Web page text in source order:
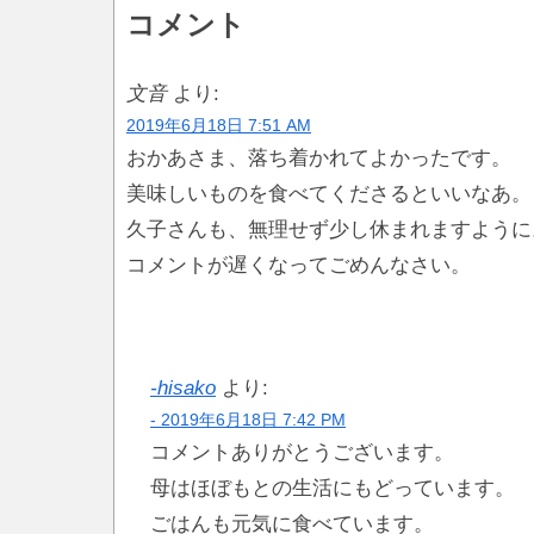
コメント
文音 より:
2019年6月18日 7:51 AM
おかあさま、落ち着かれてよかったです。
美味しいものを食べてくださるといいなあ。
久子さんも、無理せず少し休まれますよう
コメントが遅くなってごめんなさい。
hisako より:
2019年6月18日 7:42 PM
コメントありがとうございます。
母はほぼもとの生活にもどっています。
ごはんも元気に食べています。